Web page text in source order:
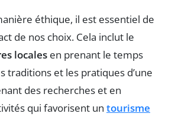
éthique, il est essentiel de
de nos choix. Cela inclut le
locales en prenant le temps
traditions et les pratiques d’une
des recherches et en
qui favorisent un tourisme